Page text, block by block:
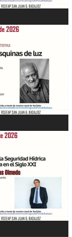
Pasado,
Mulero Díaz.
26
luz" Ciclo de Arte
26/05/26